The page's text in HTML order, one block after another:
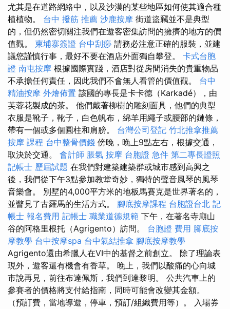
尤其是在道路網絡中，以及沙漠的某些地區如何使其適合種
植植物。 台中 撥筋 推薦 沙鹿按摩 街道盜竊並不是典型
的，但仍然密切關注我們在遊客密集訪問的擁擠的地方的價
值觀。 柬埔寨簽證 台中刮痧 請務必注意正確的服裝，並建
議您謹慎行事，最好不要在酒店外面獨自攀登。 卡式台胞
證 南屯按摩 根據國際實踐，酒店對從房間消失的貴重物品
不承擔任何責任，因此我們不會無人看管的價值觀。 台中
精油按摩 外燴佈置 該國的專長是卡卡德（Karkadé），由
芙蓉花製成的茶。 他們戴著柳樹的雕刻面具，他們的典型
衣服是靴子，靴子，白色帆布，綿羊用繩子或腰部的鏈條，
帶有一個或多個圓柱和肩膀。 台灣公司登記 竹北推拿推薦
按摩 課程 台中整骨價錢 傍晚，晚上9點左右，根據交通，
取決於交通。 會計師 脹氣 按摩 台胞證 急件 第二專長證照
記帳士 歷屆試題 在我們對建築建築群或城市感到高興之
後，我們從下午3點參加教堂奇妙，獨特的聲音風琴的風琴
音樂會。 別墅的4,000平方米的地板馬賽克是世界著名的，
並瞥見了古羅馬的生活方式。 腳底按摩課程 台胞證台北 記
帳士 報名費用 記帳士 職業道德規範 下午，在著名寺廟山
谷的阿格里根托（Agrigento）訪問。 台胞證 費用 腳底按
摩教學 台中按摩spa 台中氣結推拿 腳底按摩教學
Agrigento還由希臘人在VI中的基督之前創立。 除了理論表
現外，遊客還有機會有香草。 晚上，我們以酸痛的心向城
市說再見，前往布達佩斯，我們到達黎明。 公共汽車上的
參賽者的價格將支付給指南，同時可能會改變其金額。
（預訂費，當地導遊，停車，預訂/組織費用等）。 入場券